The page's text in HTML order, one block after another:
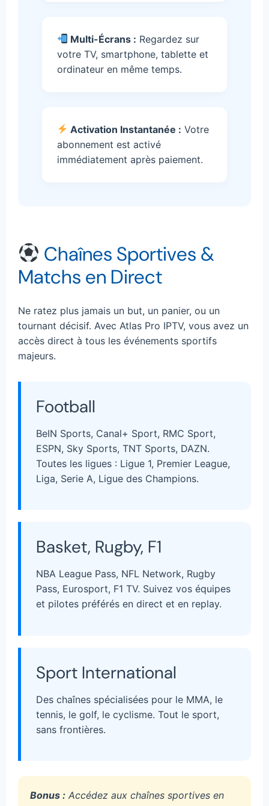
Multi-Écrans : Regardez sur
votre TV, smartphone, tablette et
ordinateur en même temps.
Activation Instantanée : Votre
abonnement est activé
immédiatement après paiement.
Chaînes Sportives &
Matchs en Direct
Ne ratez plus jamais un but, un panier, ou un
tournant décisif. Avec Atlas Pro IPTV, vous avez un
accès direct à tous les événements sportifs
majeurs.
Football
BeIN Sports, Canal+ Sport, RMC Sport,
ESPN, Sky Sports, TNT Sports, DAZN.
Toutes les ligues : Ligue 1, Premier League,
Liga, Serie A, Ligue des Champions.
Basket, Rugby, F1
NBA League Pass, NFL Network, Rugby
Pass, Eurosport, F1 TV. Suivez vos équipes
et pilotes préférés en direct et en replay.
Sport International
Des chaînes spécialisées pour le MMA, le
tennis, le golf, le cyclisme. Tout le sport,
sans frontières.
Bonus : Accédez aux chaînes sportives en